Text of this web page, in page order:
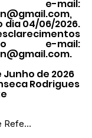
mail:
,
dia 04/06/2026.
e-mail:
.
Junho de 2026
Rodrigues
Termo de Referência